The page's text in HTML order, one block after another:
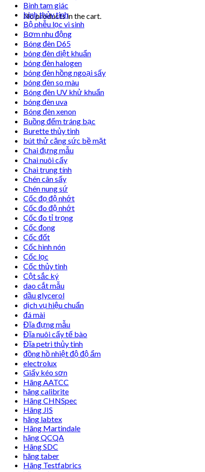
No products in the cart.
Bình tam giác
bình thủy tinh
Bộ phễu lọc vi sinh
Bơm nhu động
Bóng đèn D65
bóng đèn diệt khuẩn
bóng đèn halogen
bóng đèn hồng ngoại sấy
bóng đèn so màu
Bóng đèn UV khử khuẩn
bóng đèn uva
Bóng đèn xenon
Buồng đếm tráng bạc
Burette thủy tinh
bút thử căng sức bề mặt
Chai đựng mẫu
Chai nuôi cấy
Chai trung tính
Chén cân sấy
Chén nung sứ
Cốc đọ độ nhớt
Cốc đo độ nhớt
Cốc đo tỉ trọng
Cốc đong
Cốc đốt
Cốc hình nón
Cốc lọc
Cốc thủy tinh
Cột sắc ký
dao cắt mẫu
dầu glycerol
dịch vụ hiệu chuẩn
đá mài
Đĩa đựng mẫu
Đĩa nuôi cấy tế bào
Đĩa petri thủy tinh
đồng hồ nhiệt độ độ ẩm
electrolux
Giấy kéo sơn
Hãng AATCC
hãng calibrite
Hãng CHNSpec
Hãng JIS
hãng labtex
Hãng Martindale
hãng QCQA
Hãng SDC
hãng taber
Hãng Testfabrics